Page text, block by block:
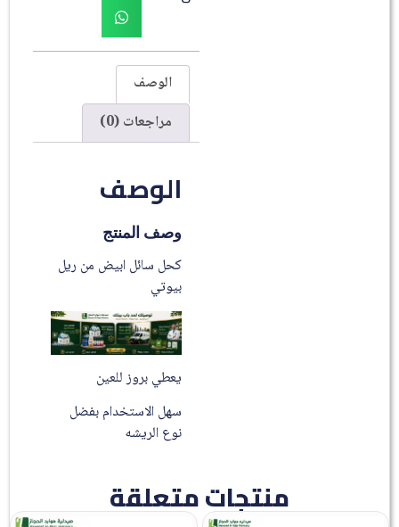
الوصف
مراجعات (0)
الوصف
وصف المنتج
كحل سائل ابيض من ريل
بيوتي
يعطي بروز للعين
سهل الاستخدام بفضل
نوع الريشه
منتجات متعلقة